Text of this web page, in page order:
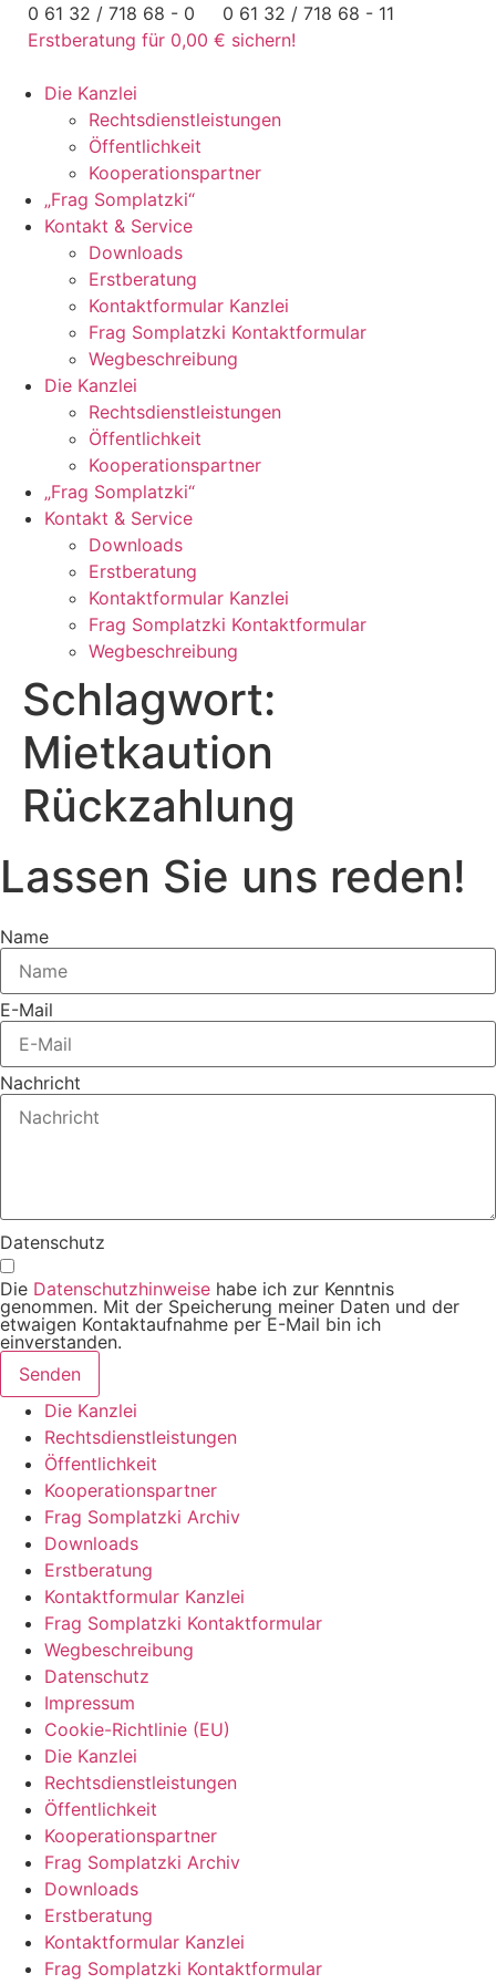
Zum
Inhalt
0 61 32 / 718 68 - 0
0 61 32 / 718 68 - 11
Erstberatung für 0,00 € sichern!
Die Kanzlei
Rechtsdienstleistungen
Öffentlichkeit
Kooperationspartner
„Frag Somplatzki“
Kontakt & Service
Downloads
Erstberatung
Kontaktformular Kanzlei
Frag Somplatzki Kontaktformular
Wegbeschreibung
Die Kanzlei
Rechtsdienstleistungen
Öffentlichkeit
Kooperationspartner
„Frag Somplatzki“
Kontakt & Service
Downloads
Erstberatung
Kontaktformular Kanzlei
Frag Somplatzki Kontaktformular
Wegbeschreibung
Schlagwort:
Mietkaution
Rückzahlung
Lassen Sie uns reden!
Name
E-Mail
Nachricht
Datenschutz
Die Datenschutzhinweise habe ich zur Kenntnis
genommen. Mit der Speicherung meiner Daten und der
etwaigen Kontaktaufnahme per E-Mail bin ich
einverstanden.
Senden
Die Kanzlei
Rechtsdienstleistungen
Öffentlichkeit
Kooperationspartner
Frag Somplatzki Archiv
Downloads
Erstberatung
Kontaktformular Kanzlei
Frag Somplatzki Kontaktformular
Wegbeschreibung
Datenschutz
Impressum
Cookie-Richtlinie (EU)
Die Kanzlei
Rechtsdienstleistungen
Öffentlichkeit
Kooperationspartner
Frag Somplatzki Archiv
Downloads
Erstberatung
Kontaktformular Kanzlei
Frag Somplatzki Kontaktformular